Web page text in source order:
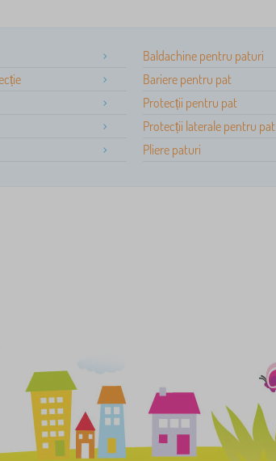
Baldachine pentru paturi
Bariere pentru pat
Protecții pentru pat
Protecții laterale pentru pat
Pliere paturi